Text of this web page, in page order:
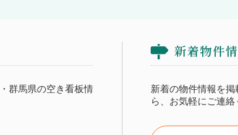
群馬県の空き看板情
新着物件
新着の物件情報を
ら、お気軽にご連絡